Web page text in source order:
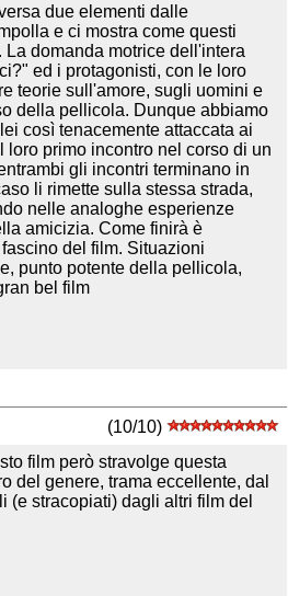
due elementi dalle
e ci mostra come questi
domanda motrice dell'intera
ed i protagonisti, con le loro
teorie sull'amore, sugli uomini e
della pellicola. Dunque abbiamo
così tenacemente attaccata ai
primo incontro nel corso di un
gli incontri terminano in
li rimette sulla stessa strada,
nelle analoghe esperienze
amicizia. Come finirà è
del film. Situazioni
punto potente della pellicola,
bel film
(10/10)
film però stravolge questa
del genere, trama eccellente, dal
(e stracopiati) dagli altri film del